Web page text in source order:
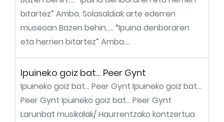
bitartez” Amba. Solasaldiak arte ederren
museoan Bazen behin….. “Ipuina denboraren
eta herrien bitartez” Amba....
Ipuineko goiz bat… Peer Gynt
Ipuineko goiz bat… Peer Gynt Ipuineko goiz bat…
Peer Gynt Ipuineko goiz bat… Peer Gynt
Larunbat musikalak/ Haurrentzako kontzertua